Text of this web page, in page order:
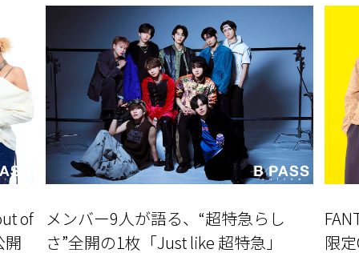
急らし
急」
FANTASTICS「Yellow Yellow」ウェブ
限定Q&Aを公開！